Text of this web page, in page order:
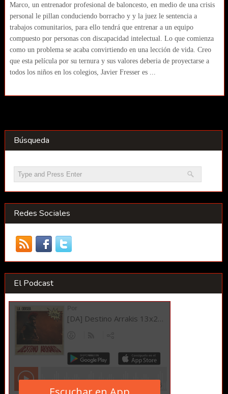
Marco, un entrenador profesional de baloncesto, en medio de una crisis
personal le pillan conduciendo borracho y y la juez le sentencia a
trabajos comunitarios, para ello tendrá que entrenar a un equipo
compuesto por personas con discapacidad intelectual. Lo que comienza
como un problema se acaba convirtiendo en una lección de vida. Creo
que esta película por su ternura y sus valores deberia de proyectarse a
todos los niños en los colegios, Javier Fresser es ...
Búsqueda
Redes Sociales
El Podcast